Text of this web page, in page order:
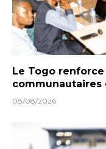
Le Togo
communautaires
08/08/2026